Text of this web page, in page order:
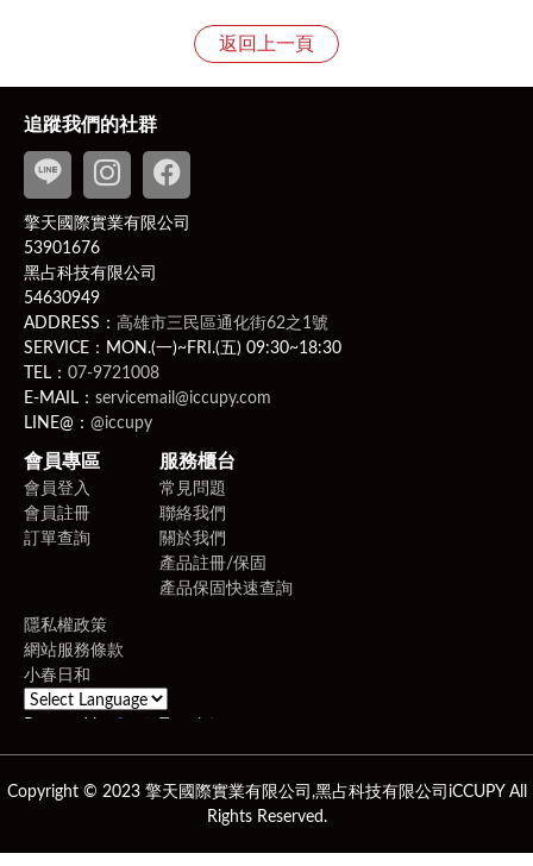
返回上一頁
追蹤我們的社群
擎天國際實業有限公司
53901676
黑占科技有限公司
54630949
ADDRESS： 高雄市三民區通化街62之1號
SERVICE：MON.(一)~FRI.(五) 09:30~18:30
TEL： 07-9721008
E-MAIL： servicemail@iccupy.com
LINE@： @iccupy
會員專區
會員登入
會員註冊
訂單查詢
服務櫃台
常見問題
聯絡我們
關於我們
產品註冊/保固
產品保固快速查詢
隱私權政策
網站服務條款
小春日和
Powered by Translate
Copyright © 2023 擎天國際實業有限公司,黑占科技有限公司iCCUPY All
Rights Reserved.